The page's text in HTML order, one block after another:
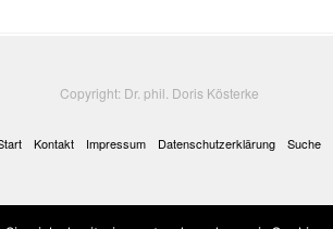
Copyright: Dr. phil. Doris Kösterke
Kontakt Impressum Datenschutzerklärung Suche